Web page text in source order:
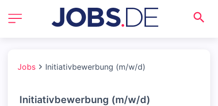
Jobs Initiativbewerbung (m/w/d)
Initiativbewerbung (m/w/d)